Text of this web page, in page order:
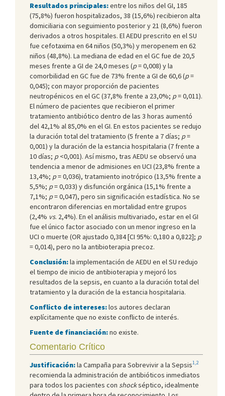
Resultados principales:entre los niños del GI, 185
(75,8%) fueron hospitalizados, 38 (15,6%) recibieron alta
domiciliaria con seguimiento posterior y 21 (8,6%) fueron
derivados a otros hospitales. El AEDU prescrito en el SU
fue cefotaxima en 64 niños (50,3%) y meropenem en 62
niños (48,8%). La mediana de edad en el GC fue de 20,5
meses frente a GI de 24,0 meses (p= 0,008) y la
comorbilidad en GC fue de 73% frente a GI de 60,6 (p=
0,045); con mayor proporción de pacientes
neutropénicos en el GC (37,8% frente a 23,0%; p= 0,011).
El número de pacientes que recibieron el primer
tratamiento antibiótico dentro de las 3 horas aumentó
del 42,1% al 85,0% en el GI. En estos pacientes se redujo
la duración total del tratamiento (5 frente a 7 días; p=
0,001) y la duración de la estancia hospitalaria (7 frente a
10 días; p <0,001). Así mismo, tras AEDU se observó una
tendencia a menor de admisiones en UCI (23,8% frente a
13,4%; p= 0,036), tratamiento inotrópico (13,5% frente a
5,5%; p= 0,033) y disfunción orgánica (15,1% frente a
7,1%; p= 0,047), pero sin significación estadística. No se
encontraron diferencias en mortalidad entre grupos
(2,4% vs. 2,4%). En el análisis multivariado, estar en el GI
fue el único factor asociado con un menor ingreso en la
UCI o muerte (OR ajustado 0,384 [CI 95%: 0,180 a 0,822]; p
= 0,014), pero no la antibioterapia precoz.
Conclusión:la implementación de AEDU en el SU redujo
el tiempo de inicio de antibioterapia y mejoró los
resultados de la sepsis, en cuanto a la duración total del
tratamiento y la duración de la estancia hospitalaria.
Conflicto de intereses:los autores declaran
explícitamente que no existe conflicto de interés.
Fuente de financiación:no existe.
Comentario Crítico
Justificación:la Campaña para Sobrevivir a la Sepsis1,2
recomienda la administración de antibióticos inmediatos
para todos los pacientes con shockséptico, idealmente